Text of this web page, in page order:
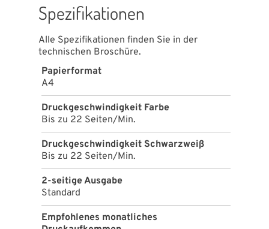
Spezifikationen
Alle Spezifikationen finden Sie in der
technischen Broschüre.
Papierformat
A4
Druckgeschwindigkeit Farbe
Bis zu 22 Seiten/Min.
Druckgeschwindigkeit Schwarzweiß
Bis zu 22 Seiten/Min.
2-seitige Ausgabe
Standard
Empfohlenes monatliches